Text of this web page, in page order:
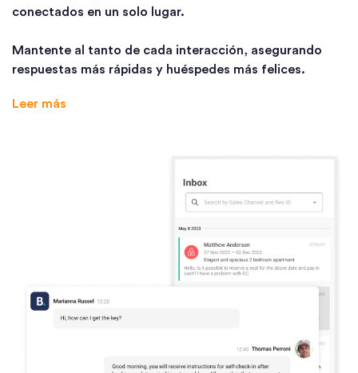
conectados en un solo lugar.
Mantente al tanto de cada interacción, asegurando
respuestas más rápidas y huéspedes más felices.
Leer más